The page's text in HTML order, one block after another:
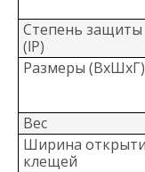
Степень защиты
(IP)
Размеры (ВхШхГ)
Вес
Ширина
клещей